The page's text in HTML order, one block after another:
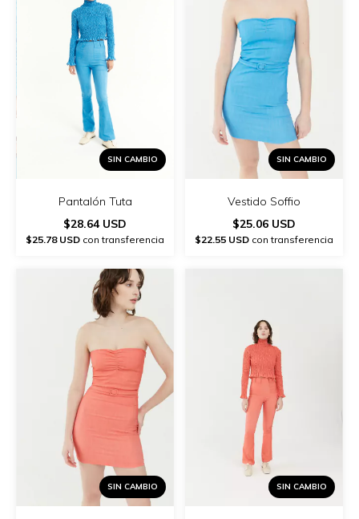
SIN CAMBIO
Pantalón Tuta
$28.64 USD
$25.78 USD con transferencia
SIN CAMBIO
Vestido Soffio
$25.06 USD
$22.55 USD con transferencia
SIN CAMBIO SIN CAMBIO